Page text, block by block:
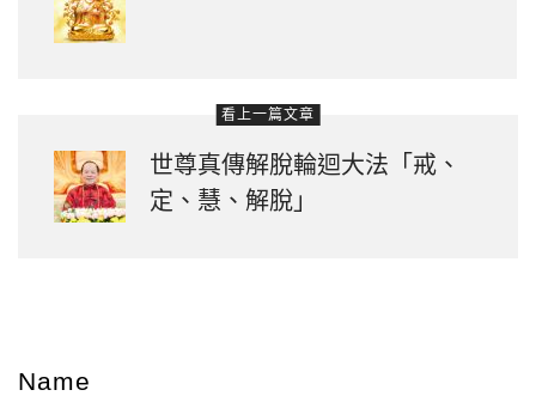
看上一篇文章
世尊真傳解脫輪迴大法「戒、
定、慧、解脫」
Name